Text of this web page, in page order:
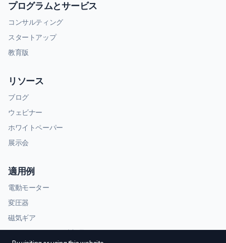
プログラムとサービス
コンサルティング
スタートアップ
教育版
リソース
ブログ
ウェビナー
ホワイトペーパー
展示会
適用例
電動モーター
変圧器
磁気ギア